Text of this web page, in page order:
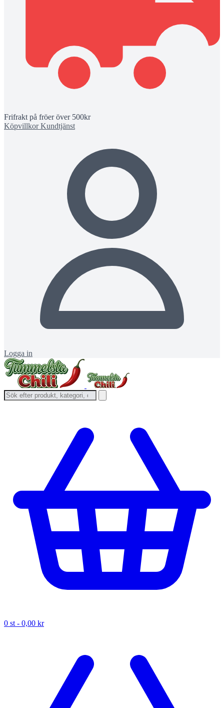
Frifrakt på fröer över 500kr
KöpvillkorKundtjänst
Logga in
0 st - 0,00 kr